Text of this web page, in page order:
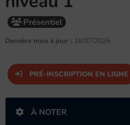
Présentiel
Dernière mise à jour : 16/07/2026
PRÉ-INSCRIPTION EN LIGNE
À NOTER